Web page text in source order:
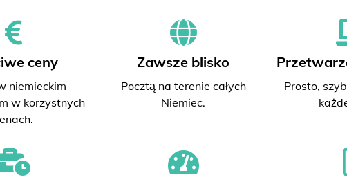
ceny
niemieckim
w korzystnych
Zawsze blisko
Pocztą na terenie całych
Niemiec.
Prosto,